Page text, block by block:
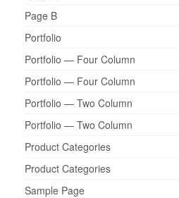
Page B
Portfolio
Portfolio — Four Column
Portfolio — Four Column
Portfolio — Two Column
Portfolio — Two Column
Product Categories
Product Categories
Sample Page